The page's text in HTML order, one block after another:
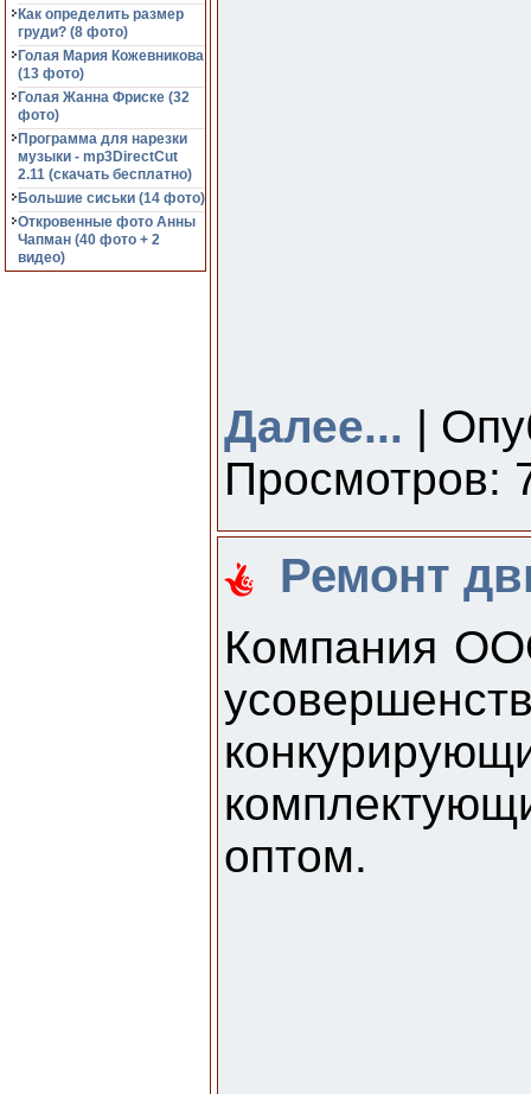
Как определить размер
груди? (8 фото)
Голая Мария Кожевникова
(13 фото)
Голая Жанна Фриске (32
фото)
Программа для нарезки
музыки - mp3DirectCut
2.11 (cкачать бесплатно)
Большие сиськи (14 фото)
Откровенные фото Анны
Чапман (40 фото + 2
видео)
Далее... |
Просмотров:
Ремонт
Компания
оптом.